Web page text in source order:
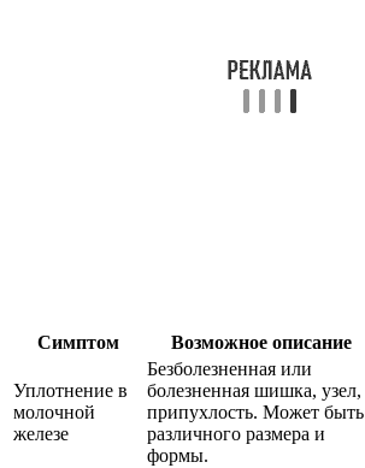
Симптом Возможное описание
Уплотнение в
молочной
железе
Безболезненная или
болезненная шишка, узел,
припухлость. Может быть
различного размера и
формы.